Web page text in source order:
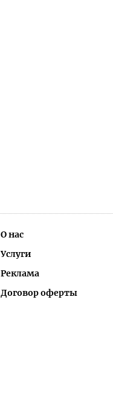
О нас
Услуги
Реклама
Договор оферты